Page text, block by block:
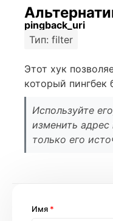
pingback_uri
Тип: filter
Этот хук
который пингбек
Используйте
изменить адрес
только его
Имя *